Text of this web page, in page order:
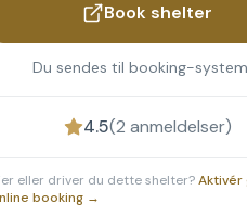
Book shelter
Du sendes til booking-
4.5(2 anmeldelser)
eller driver du dette shelter?Aktivér
booking →